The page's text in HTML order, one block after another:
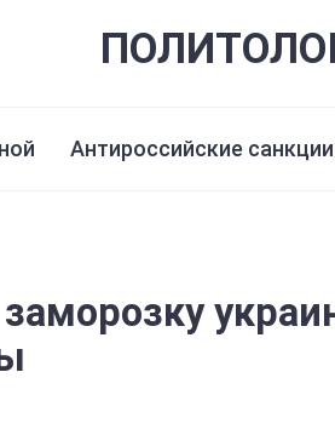
ПОЛИТО
Антироссийские санкции